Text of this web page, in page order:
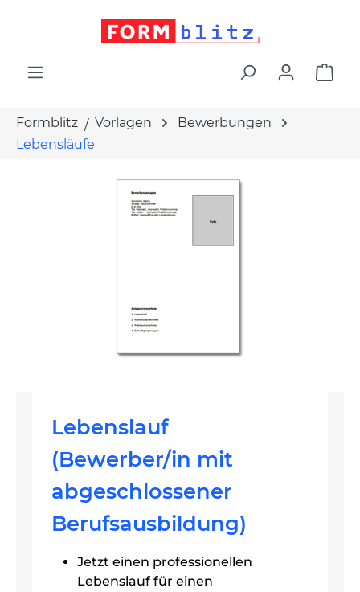
Formblitz Vorlagen
Bewerbungen
Lebensläufe
Lebenslauf
(Bewerber/in mit
abgeschlossener
Berufsausbildung)
Jetzt einen professionellen
Lebenslauf für einen